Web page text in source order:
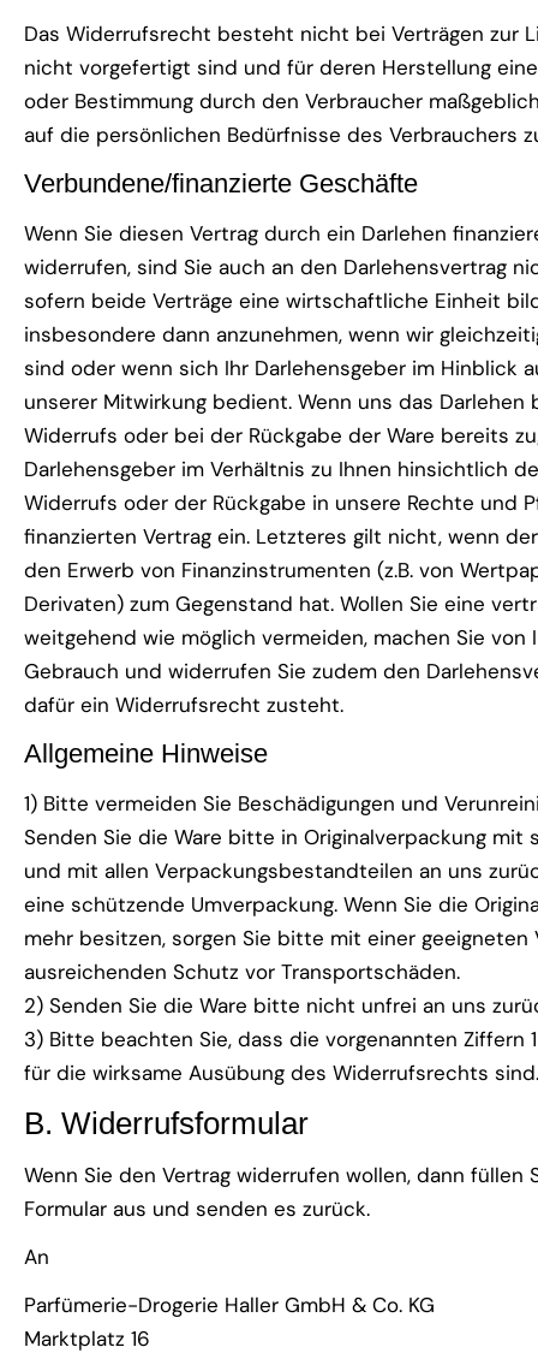
Das Widerrufsrecht besteht nicht bei Verträgen zur
nicht vorgefertigt sind und für deren Herstellung
oder Bestimmung durch den Verbraucher
auf die persönlichen Bedürfnisse des Verbrauchers
Verbundene/finanzierte Geschäfte
Wenn Sie diesen Vertrag durch ein Darlehen
widerrufen, sind Sie auch an den Darlehensvertrag
sofern beide Verträge eine wirtschaftliche Einheit
insbesondere dann anzunehmen, wenn wir
sind oder wenn sich Ihr Darlehensgeber im Hinblick
unserer Mitwirkung bedient. Wenn uns das Darlehen
Widerrufs oder bei der Rückgabe der Ware bereits
Darlehensgeber im Verhältnis zu Ihnen hinsichtlich
Widerrufs oder der Rückgabe in unsere Rechte und
finanzierten Vertrag ein. Letzteres gilt nicht, wenn
den Erwerb von Finanzinstrumenten (z.B. von
Derivaten) zum Gegenstand hat. Wollen Sie eine
weitgehend wie möglich vermeiden, machen Sie
Gebrauch und widerrufen Sie zudem den
dafür ein Widerrufsrecht zusteht.
Allgemeine Hinweise
1) Bitte vermeiden Sie Beschädigungen und
Senden Sie die Ware bitte in Originalverpackung mit
und mit allen Verpackungsbestandteilen an uns
eine schützende Umverpackung. Wenn Sie die
mehr besitzen, sorgen Sie bitte mit einer geeigneten
ausreichenden Schutz vor Transportschäden.
2) Senden Sie die Ware bitte nicht unfrei an uns
3) Bitte beachten Sie, dass die vorgenannten Ziffern
für die wirksame Ausübung des Widerrufsrechts sind.
B. Widerrufsformular
Wenn Sie den Vertrag widerrufen wollen, dann füllen
Formular aus und senden es zurück.
An
Parfümerie-Drogerie Haller GmbH & Co. KG
Marktplatz 16